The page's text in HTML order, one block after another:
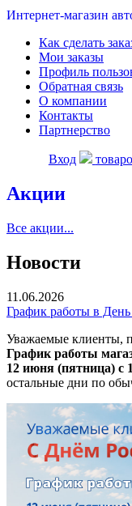
Интернет-магазин
Как сделать
Мои заказы
Профиль
Обратная связь
О компании
Контакты
Партнерство
Вход
Акции
Все акции...
Новости
11.06.2026
График работы в
Уважаемые клиенты,
График работы
12 июня (пятница) с
остальные дни по